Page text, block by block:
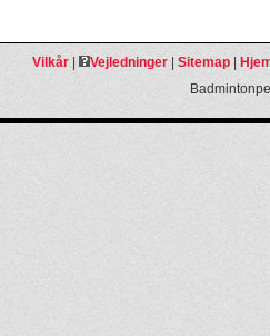
Vilkår| Vejledninger| Sitemap|